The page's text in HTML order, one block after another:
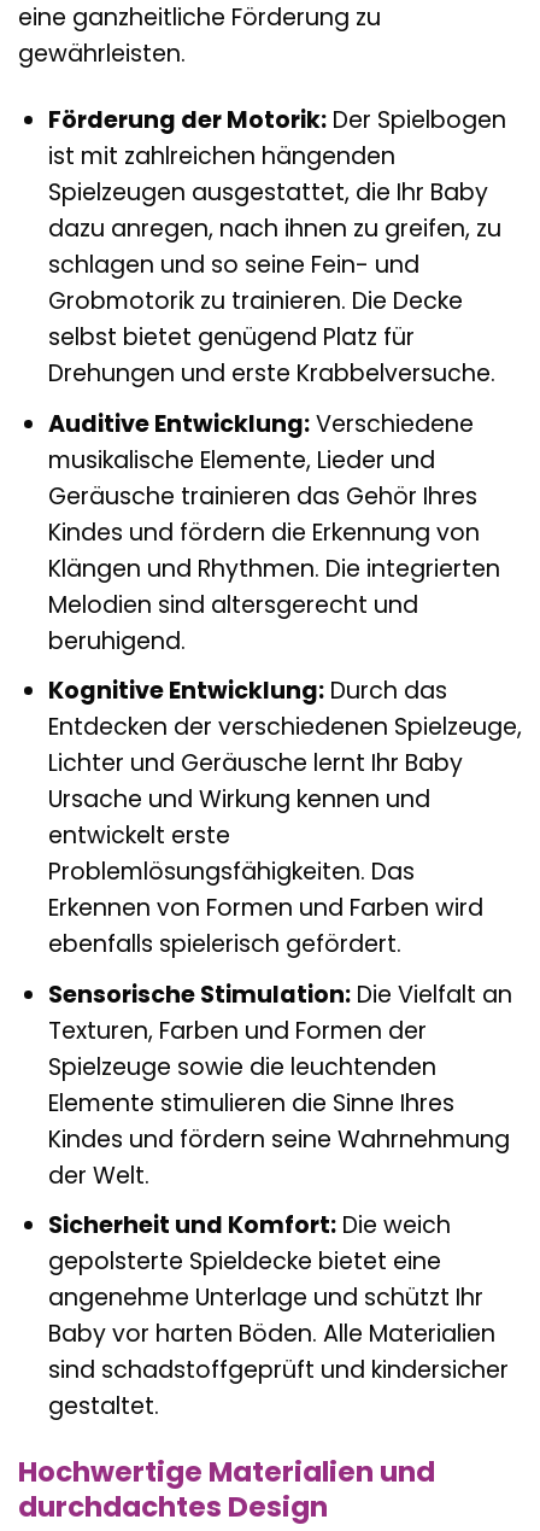
eine ganzheitliche Förderung zu
gewährleisten.
Förderung der Motorik:Der Spielbogen
ist mit zahlreichen hängenden
Spielzeugen ausgestattet, die Ihr Baby
dazu anregen, nach ihnen zu greifen, zu
schlagen und so seine Fein- und
Grobmotorik zu trainieren. Die Decke
selbst bietet genügend Platz für
Drehungen und erste Krabbelversuche.
Auditive Entwicklung:Verschiedene
musikalische Elemente, Lieder und
Geräusche trainieren das Gehör Ihres
Kindes und fördern die Erkennung von
Klängen und Rhythmen. Die integrierten
Melodien sind altersgerecht und
beruhigend.
Kognitive Entwicklung:Durch das
Entdecken der verschiedenen Spielzeuge,
Lichter und Geräusche lernt Ihr Baby
Ursache und Wirkung kennen und
entwickelt erste
Problemlösungsfähigkeiten. Das
Erkennen von Formen und Farben wird
ebenfalls spielerisch gefördert.
Sensorische Stimulation:Die Vielfalt an
Texturen, Farben und Formen der
Spielzeuge sowie die leuchtenden
Elemente stimulieren die Sinne Ihres
Kindes und fördern seine Wahrnehmung
der Welt.
Sicherheit und Komfort:Die weich
gepolsterte Spieldecke bietet eine
angenehme Unterlage und schützt Ihr
Baby vor harten Böden. Alle Materialien
sind schadstoffgeprüft und kindersicher
gestaltet.
Hochwertige Materialien und
durchdachtes Design